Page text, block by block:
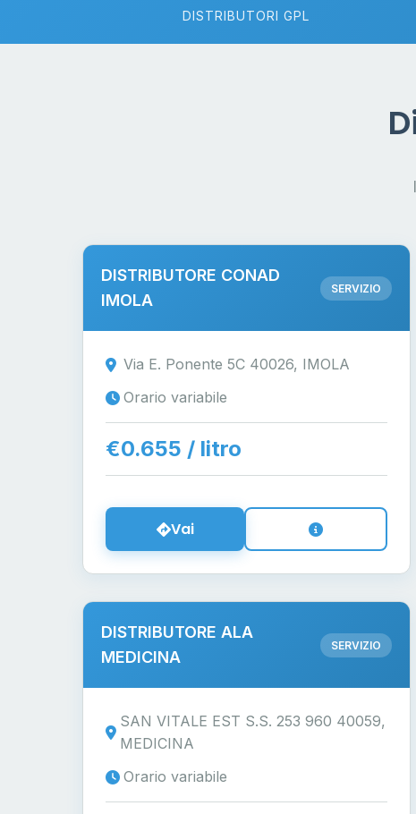
DISTRIBUTORI GPL
DISTRIBUTORE CONAD
IMOLA
SERVIZIO
Via E. Ponente 5C 40026, IMOLA
Orario variabile
€0.655 / litro
Vai
DISTRIBUTORE ALA
MEDICINA
SERVIZIO
SAN VITALE EST S.S. 253 960 40059,
MEDICINA
Orario variabile